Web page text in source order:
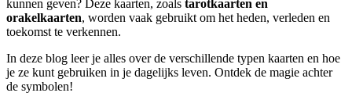
kunnen geven? Deze kaarten, zoals tarotkaarten en
orakelkaarten, worden vaak gebruikt om het heden, verleden en
toekomst te verkennen.
In deze blog leer je alles over de verschillende typen kaarten en hoe
je ze kunt gebruiken in je dagelijks leven. Ontdek de magie achter
de symbolen!